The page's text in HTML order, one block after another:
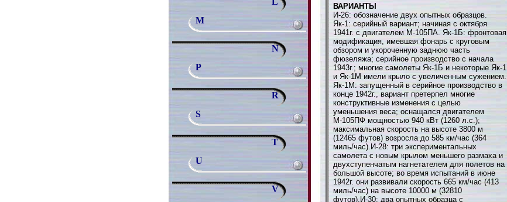
M
N
P
R
S
T
U
V
ВАРИАНТЫ
И-26: обозначение двух опытных образцов.
Як-1: серийный вариант; начиная с октября
1941г. с двигателем М-105ПА. Як-1Б: фронтовая
модификация, имевшая фонарь с круговым
обзором и укороченную заднюю часть
фюзеляжа; серийное производство с начала
1943г.; многие самолеты Як-1Б и некоторые Як-1
и Як-1М имели крыло с увеличенным сужением.
Як-1М: запущенный в серийное производство в
конце 1942г., вариант претерпел многие
конструктивные изменения с целью
уменьшения веса; оснащался двигателем
М-105ПФ мощностью 940 кВт (1260 л.с.);
максимальная скорость на высоте 3800 м
(12465 футов) возросла до 585 км/час (364
миль/час).И-28: три экспериментальных
самолета с новым крылом меньшего размаха и
двухступенчатым нагнетателем для полетов на
большой высоте; во время испытаний в июне
1942г. они развивали скорость 665 км/час (413
миль/час) на высоте 10000 м (32810
футов).И-30: два опытных образца с